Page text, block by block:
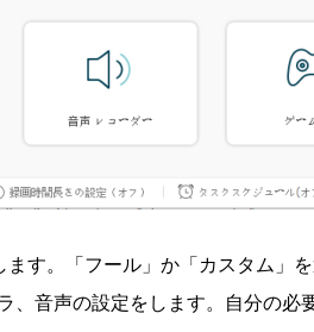
ます。「フール」か「カスタム」
、音声の設定をします。自分の必